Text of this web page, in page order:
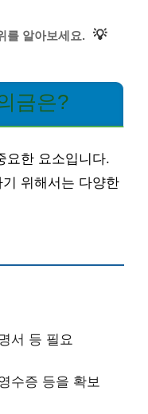
를 알아보세요. 💡
금은?
요한 요소입니다.
위해서는 다양한
서 등 필요
수증 등을 확보